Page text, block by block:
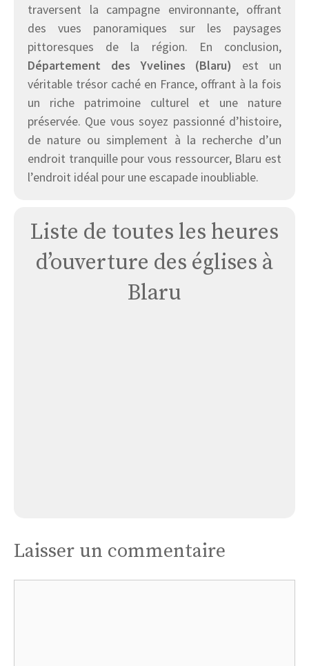
traversent la campagne environnante, offrant
des vues panoramiques sur les paysages
pittoresques de la région. En conclusion,
Département des Yvelines (Blaru)
est un
véritable trésor caché en France, offrant à la fois
un riche patrimoine culturel et une nature
préservée. Que vous soyez passionné d’histoire,
de nature ou simplement à la recherche d’un
endroit tranquille pour vous ressourcer, Blaru est
l’endroit idéal pour une escapade inoubliable.
Liste de toutes les heures
d’ouverture des églises à
Blaru
Laisser un commentaire